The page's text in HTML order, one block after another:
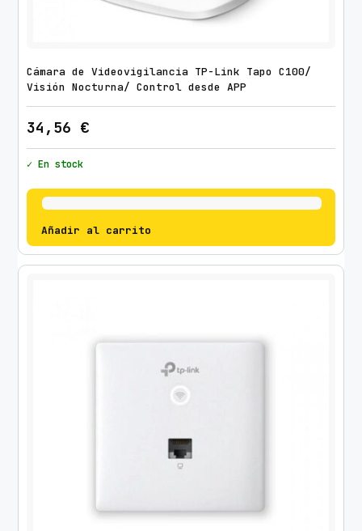
Cámara de Videovigilancia TP-Link Tapo C100/
Visión Nocturna/ Control desde APP
34,56 €
✓ En stock
Añadir al carrito